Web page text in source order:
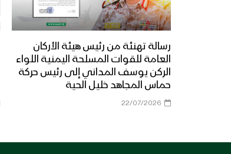
رسالة تهنئة من رئيس هيئة الأركان
العامة للقوات المسلحة اليمنية اللواء
الركن يوسف المداني إلى رئيس حركة
حماس المجاهد خليل الحية
22/07/2026